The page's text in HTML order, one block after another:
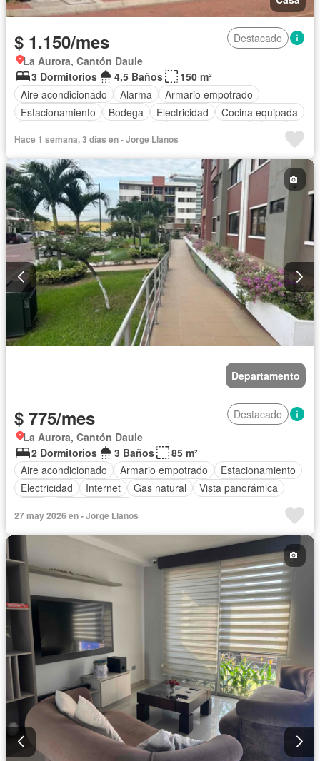
$ 1.150/mes
Destacado
La Aurora, Cantón Daule
3 Dormitorios
4,5 Baños
150 m²
Aire acondicionado
Alarma
Armario empotrado
Estacionamiento
Bodega Electricidad
Cocina equipada
Patio
Área para niños Conserje
Garita de guardianía
Gimnasio Seguridad
Piscina
Completamente amoblado
Hace 1 semana, 3 días en - Jorge Llanos
Departamento
$ 775/mes
Destacado
La Aurora, Cantón Daule
2 Dormitorios
3 Baños
85 m²
Aire acondicionado
Armario empotrado
Estacionamiento
Electricidad
Internet Gas natural
Vista panorámica
Acceso para personas con discapacidad
Parrilla
Garita de guardianía
Ascensor
Seguridad
Piscina
Parcialmente amoblado
27 may 2026 en - Jorge Llanos